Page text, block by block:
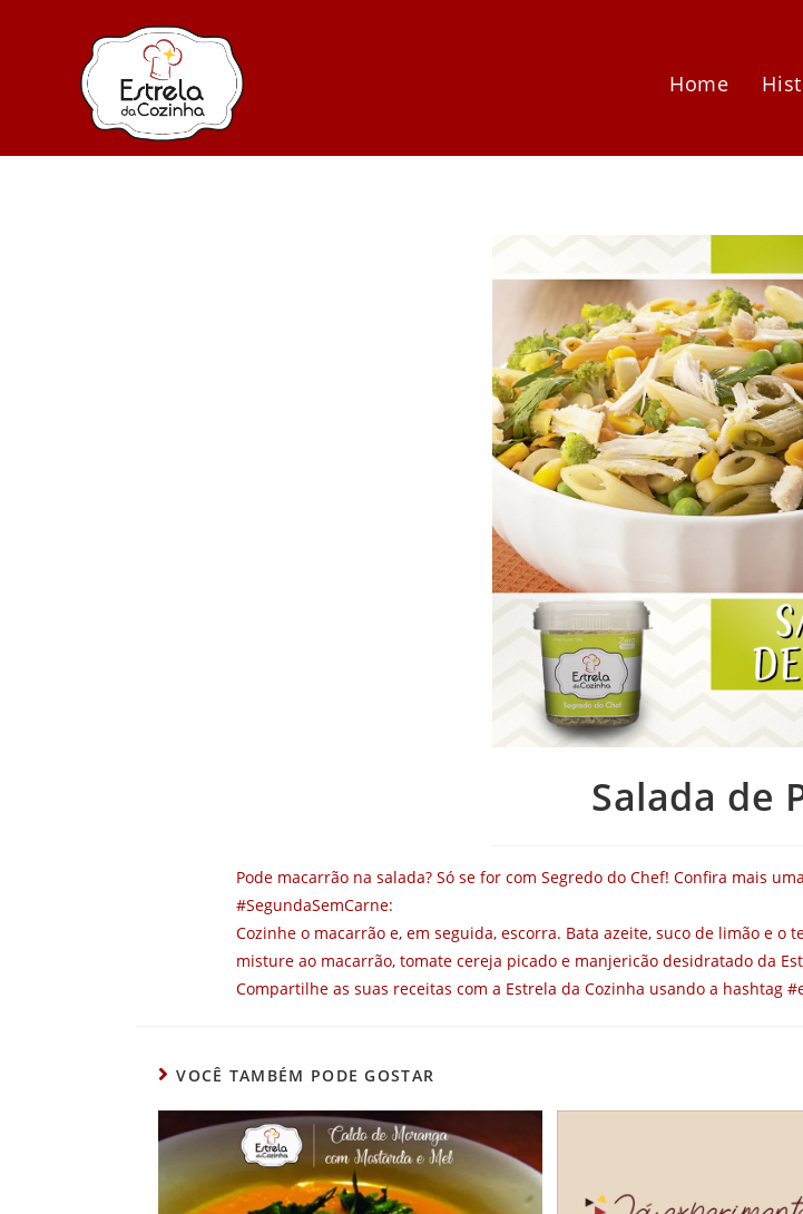
Home
Salada de
Pode macarrão na salada? Só se for com Segredo do Chef! Confira mais
#SegundaSemCarne:
Cozinhe o macarrão e, em seguida, escorra. Bata azeite, suco de limão e
misture ao macarrão, tomate cereja picado e manjericão desidratado da
Compartilhe as suas receitas com a Estrela da Cozinha usando a hashtag
VOCÊ TAMBÉM PODE GOSTAR